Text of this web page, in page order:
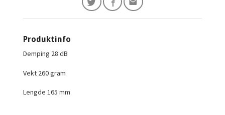
Produktinfo
Demping 28 dB
Vekt 260 gram
Lengde 165 mm